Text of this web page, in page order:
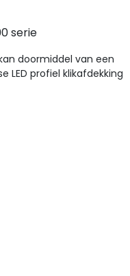
serie
doormiddel van een
LED profiel klikafdekking